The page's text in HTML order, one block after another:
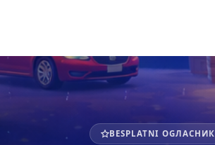
BESPLATNI OGЛАСНИК